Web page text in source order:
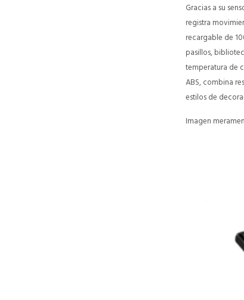
Gracias a su
registra
recargable de
pasillos,
temperatura de
ABS, combina
estilos de
Imagen